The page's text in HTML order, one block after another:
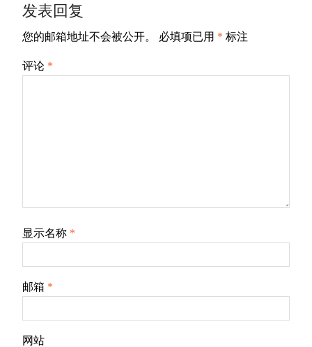
航
发表回复
您的邮箱地址不会被公开。 必填项已用 * 标注
评论 *
显示名称 *
邮箱 *
网站